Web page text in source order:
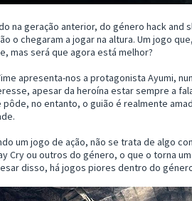
na geração anterior, do género hack and
o chegaram a jogar na altura. Um jogo
mas será que agora está melhor?
apresenta-nos a protagonista Ayumi,
apesar da heroína estar sempre a
pôde, no entanto, o guião é realmente
um jogo de ação, não se trata de algo
Cry ou outros do género, o que o torna
disso, há jogos piores dentro do